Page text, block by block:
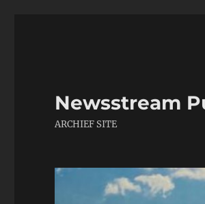
Newsstream
ARCHIEF SITE